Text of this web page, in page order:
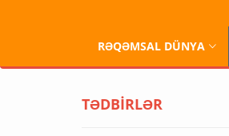
RƏQƏMSAL DÜNYA
TƏDBİRLƏR